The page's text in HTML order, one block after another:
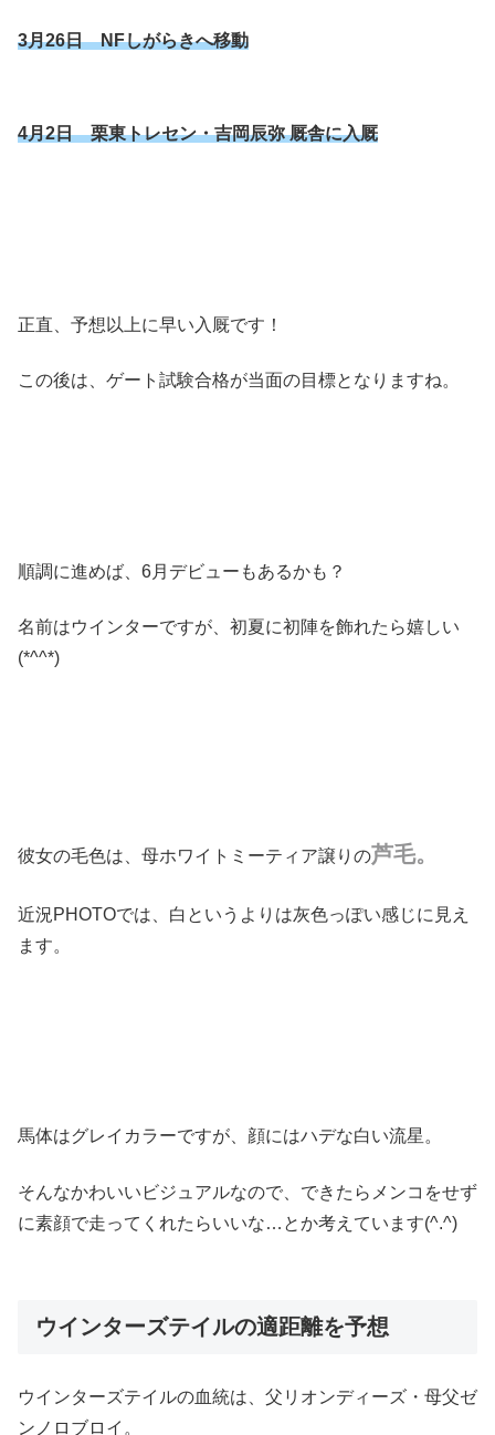
3月26日 NFしがらきへ移動
4月2日 栗東トレセン・吉岡辰弥 厩舎に入厩
正直、予想以上に早い入厩です！
この後は、ゲート試験合格が当面の目標となりますね。
順調に進めば、6月デビューもあるかも？
名前はウインターですが、初夏に初陣を飾れたら嬉しい
(*^^*)
彼女の毛色は、母ホワイトミーティア譲りの芦毛。
近況PHOTOでは、白というよりは灰色っぽい感じに見え
ます。
馬体はグレイカラーですが、顔にはハデな白い流星。
そんなかわいいビジュアルなので、できたらメンコをせず
に素顔で走ってくれたらいいな…とか考えています(^.^)
ウインターズテイルの適距離を予想
ウインターズテイルの血統は、父リオンディーズ・母父ゼ
ンノロブロイ。